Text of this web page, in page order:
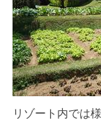
リゾート内では